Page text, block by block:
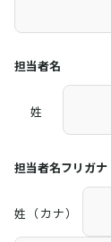
担当者名
姓
担当者名フリガナ
姓（カナ）